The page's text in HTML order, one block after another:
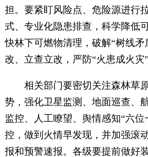
担。要紧盯风险点、危险源进行
式、专业化隐患排查，科学降低
快林下可燃物清理，破解“树线矛
改、立查立改，严防“火患成火灾”
相关部门要密切关注森林草
势，强化卫星监测、地面巡查、
监控、人工瞭望、舆情感知“六位
控，做到火情早发现，并加强滚
报和预警速报。各级要提前做好